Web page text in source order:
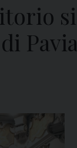
si
Pavia